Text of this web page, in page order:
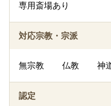
専用斎場あり
対応宗教・宗派
無宗教 仏教 神
認定